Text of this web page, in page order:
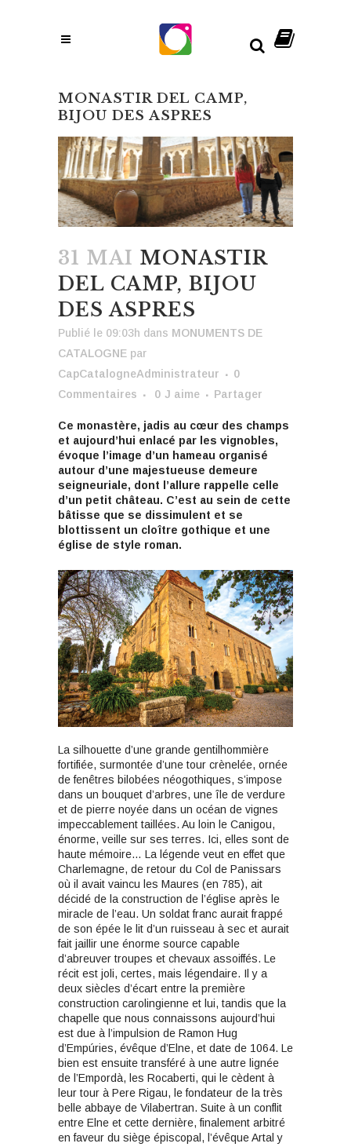
MONASTIR DEL CAMP,
BIJOU DES ASPRES
31 MAI MONASTIR
DEL CAMP, BIJOU
DES ASPRES
Publié le 09:03h dans MONUMENTS DE
CATALOGNE par
CapCatalogneAdministrateur
0
Commentaires
0 J aime Partager
Ce monastère, jadis au cœur des champs
et aujourd’hui enlacé par les vignobles,
évoque l’image d’un hameau organisé
autour d’une majestueuse demeure
seigneuriale, dont l’allure rappelle celle
d’un petit château. C’est au sein de cette
bâtisse que se dissimulent et se
blottissent un cloître gothique et une
église de style roman.
La silhouette d’une grande gentilhommière
fortifiée, surmontée d’une tour crènelée, ornée
de fenêtres bilobées néogothiques, s’impose
dans un bouquet d’arbres, une île de verdure
et de pierre noyée dans un océan de vignes
impeccablement taillées. Au loin le Canigou,
énorme, veille sur ses terres. Ici, elles sont de
haute mémoire… La légende veut en effet que
Charlemagne, de retour du Col de Panissars
où il avait vaincu les Maures (en 785), ait
décidé de la construction de l’église après le
miracle de l’eau. Un soldat franc aurait frappé
de son épée le lit d’un ruisseau à sec et aurait
fait jaillir une énorme source capable
d’abreuver troupes et chevaux assoiffés. Le
récit est joli, certes, mais légendaire. Il y a
deux siècles d’écart entre la première
construction carolingienne et lui, tandis que la
chapelle que nous connaissons aujourd’hui
est due à l’impulsion de Ramon Hug
d’Empúries, évêque d’Elne, et date de 1064. Le
bien est ensuite transféré à une autre lignée
de l’Empordà, les Rocaberti, qui le cèdent à
leur tour à Pere Rigau, le fondateur de la très
belle abbaye de Vilabertran. Suite à un conflit
entre Elne et cette dernière, finalement arbitré
en faveur du siège épiscopal, l’évêque Artal y